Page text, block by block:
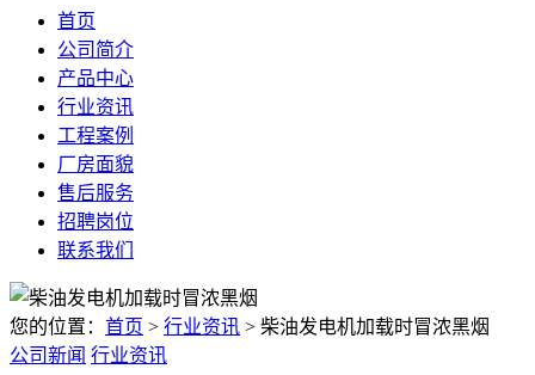
首页
公司简介
产品中心
行业资讯
工程案例
厂房面貌
售后服务
招聘岗位
联系我们
您的位置： 首页 > 行业资讯 > 柴油发电机加载时冒浓黑烟
公司新闻 行业资讯